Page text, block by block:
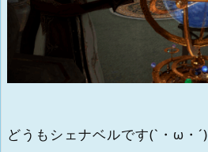
どうもシェナベルです(`・ω・´)